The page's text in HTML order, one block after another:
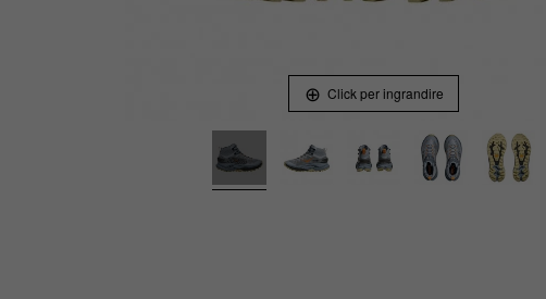
Click per ingrandire